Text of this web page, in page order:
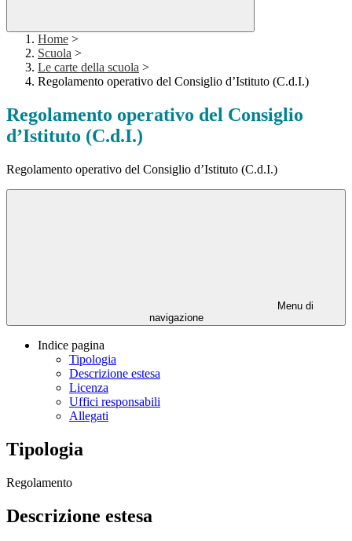
Home >
Scuola >
Le carte della scuola >
Regolamento operativo del Consiglio d’Istituto (C.d.I.)
Regolamento operativo del Consiglio
d’Istituto (C.d.I.)
Regolamento operativo del Consiglio d’Istituto (C.d.I.)
Menu di
navigazione
Indice pagina
Tipologia
Descrizione estesa
Licenza
Uffici responsabili
Allegati
Tipologia
Regolamento
Descrizione estesa